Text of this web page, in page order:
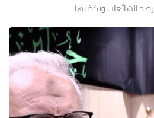
رصد الشائعات وتكذيبها